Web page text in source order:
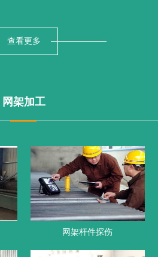
查看更多
网架加工
网架杆件探伤